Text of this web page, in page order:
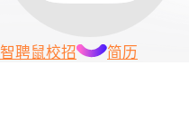
智聘鼠校招 简历